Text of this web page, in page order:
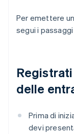
Per emettere
segui i
delle
Prima di
devi